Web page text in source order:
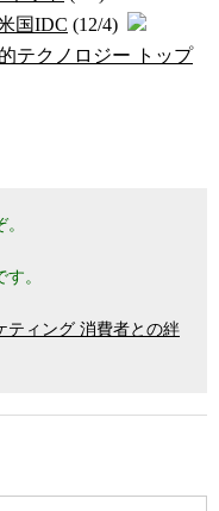
国IDC (12/4)
テクノロジー トップ
。
す。
ティング 消費者との絆